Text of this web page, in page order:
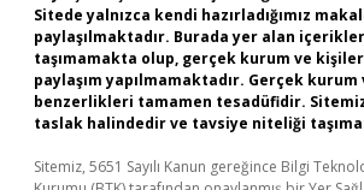
Sitede yalnızca kendi hazırladığımız
paylaşılmaktadır. Burada yer alan
taşımamakta olup, gerçek kurum ve
paylaşım yapılmamaktadır. Gerçek
benzerlikleri tamamen tesadüfidir.
taslak halindedir ve tavsiye niteliği
Sitemiz, 5651 Sayılı Kanun gereğince Bilgi